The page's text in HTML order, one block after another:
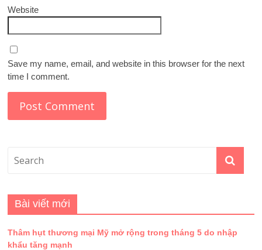
Website
Save my name, email, and website in this browser for the next
time I comment.
Bài viết mới
Thâm hụt thương mại Mỹ mở rộng trong tháng 5 do nhập
khẩu tăng mạnh